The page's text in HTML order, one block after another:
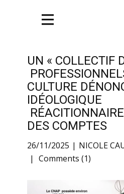
UN « COLLECTIF
CULTURE
IDÉOLOGIQUE
DES COMPTES
26/11/2025
NICOLE
Comments (1)